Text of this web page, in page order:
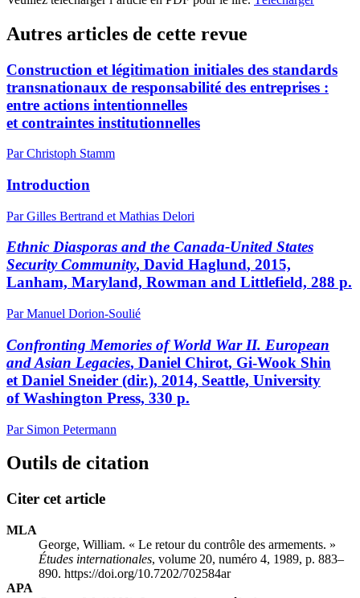
Autres articles de cette revue
Construction et légitimation initiales des standards
transnationaux de responsabilité des entreprises :
entre actions intentionnelles
et contraintes institutionnelles
Par Christoph Stamm
Introduction
Par Gilles Bertrand et Mathias Delori
Ethnic Diasporas and the Canada-United States
Security Community, David Haglund, 2015,
Lanham, Maryland, Rowman and Littlefield, 288 p.
Par Manuel Dorion-Soulié
Confronting Memories of World War II. European
and Asian Legacies, Daniel Chirot, Gi-Wook Shin
et Daniel Sneider (dir.), 2014, Seattle, University
of Washington Press, 330 p.
Par Simon Petermann
Outils de citation
Citer cet article
MLA
George, William. « Le retour du contrôle des armements. »
Études internationales, volume 20, numéro 4, 1989, p. 883–
890. https://doi.org/10.7202/702584ar
APA